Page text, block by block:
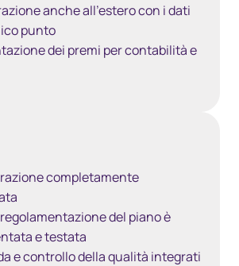
anche all'estero con i dati
punto
dei premi per contabilità e
completamente
del piano è
e testata
e controllo della qualità integrati